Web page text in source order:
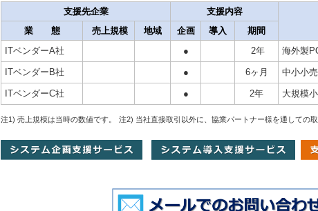
支援先企業
支援内容
業 態
売上規模 地域 企画 導入
期間
ITベンダーA社
● 2年 海外製
ITベンダーB社 ● 6ヶ月 中小小
ITベンダーC社 ● 2年 大規模
注1) 売上規模は当時の数値です。 注2) 当社直接取引以外に、協業パートナー様を通しての取